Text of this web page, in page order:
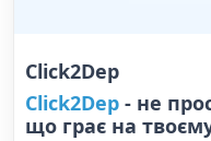
Click2Dep
Click2Dep - не
що грає на